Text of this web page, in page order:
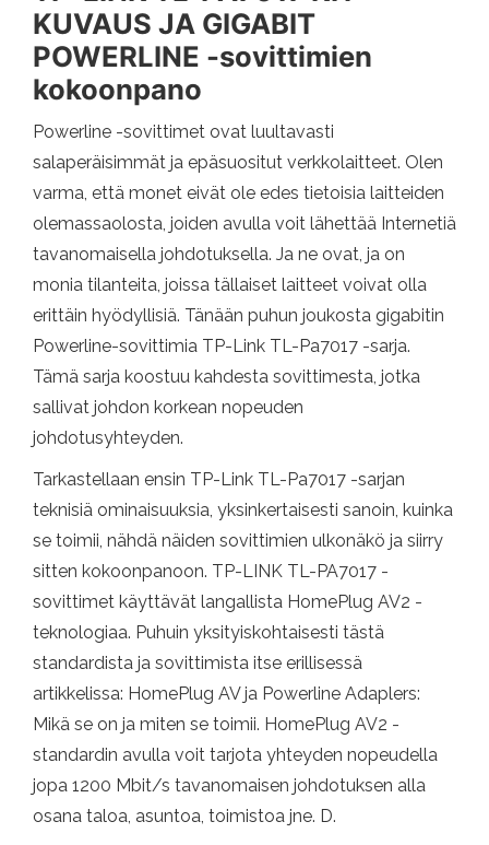
KUVAUS JA GIGABIT
POWERLINE -sovittimien
kokoonpano
Powerline -sovittimet ovat luultavasti
salaperäisimmät ja epäsuositut verkkolaitteet. Olen
varma, että monet eivät ole edes tietoisia laitteiden
olemassaolosta, joiden avulla voit lähettää Internetiä
tavanomaisella johdotuksella. Ja ne ovat, ja on
monia tilanteita, joissa tällaiset laitteet voivat olla
erittäin hyödyllisiä. Tänään puhun joukosta gigabitin
Powerline-sovittimia TP-Link TL-Pa7017 -sarja.
Tämä sarja koostuu kahdesta sovittimesta, jotka
sallivat johdon korkean nopeuden
johdotusyhteyden.
Tarkastellaan ensin TP-Link TL-Pa7017 -sarjan
teknisiä ominaisuuksia, yksinkertaisesti sanoin, kuinka
se toimii, nähdä näiden sovittimien ulkonäkö ja siirry
sitten kokoonpanoon. TP-LINK TL-PA7017 -
sovittimet käyttävät langallista HomePlug AV2 -
teknologiaa. Puhuin yksityiskohtaisesti tästä
standardista ja sovittimista itse erillisessä
artikkelissa: HomePlug AV ja Powerline Adaplers:
Mikä se on ja miten se toimii. HomePlug AV2 -
standardin avulla voit tarjota yhteyden nopeudella
jopa 1200 Mbit/s tavanomaisen johdotuksen alla
osana taloa, asuntoa, toimistoa jne. D.